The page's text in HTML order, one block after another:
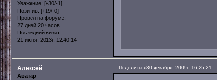
Уважение: [+30/-1]
Позитив: [+19/-0]
Провел на форуме:
27 дней 20 часов
Последний визит:
21 июня, 2013г. 12:40:14
Поделиться30 декабря, 2009г. 16:25:21
Алексей
Аватар